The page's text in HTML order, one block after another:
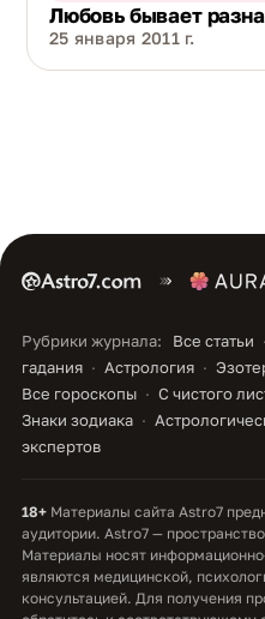
Любовь бывает
25 января 2011 г.
Рубрики журнала: Все статьи
гадания
Астрология
Все гороскопы
С чистого
Знаки зодиака
экспертов
18+ Материалы сайта Astro7
аудитории. Astro7 —
Материалы носят
являются медицинской,
консультацией. Для получения